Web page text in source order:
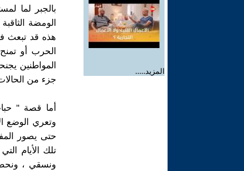
المزيد.....
بالجبر لما
الومضة
هذه قد تبعث
الحرب أو
المواطنين
جزء من
أما قصة "
وتعري الوضع
تلك الأيام
ونسقي ،